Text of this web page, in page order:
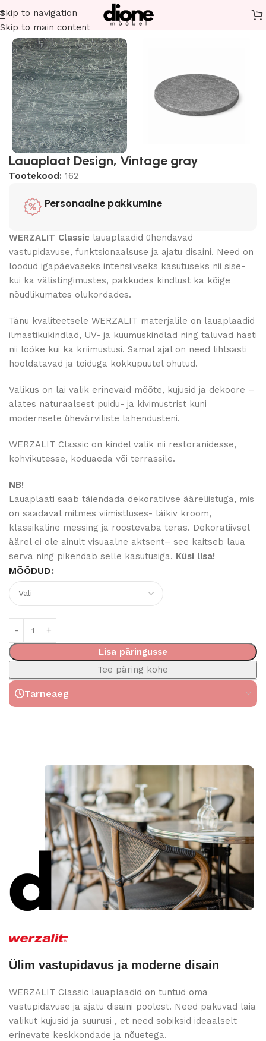
Skip to navigation
Skip to main content
Esileht Lauaplaadid Werzalit lauaplaadid
Lauaplaat Design, Vintage gray
Tootekood: 162
Personaalne pakkumine
WERZALIT Classic lauaplaadid ühendavad
vastupidavuse, funktsionaalsuse ja ajatu disaini. Need on
loodud igapäevaseks intensiivseks kasutuseks nii sise-
kui ka välistingimustes, pakkudes kindlust ka kõige
nõudlikumates olukordades.
Tänu kvaliteetsele WERZALIT materjalile on lauaplaadid
ilmastikukindlad, UV- ja kuumuskindlad ning taluvad hästi
nii lööke kui ka kriimustusi. Samal ajal on need lihtsasti
hooldatavad ja toiduga kokkupuutel ohutud.
Valikus on lai valik erinevaid mõõte, kujusid ja dekoore –
alates naturaalsest puidu- ja kivimustrist kuni
modernsete ühevärviliste lahendusteni.
WERZALIT Classic on kindel valik nii restoranidesse,
kohvikutesse, koduaeda või terrassile.
NB!
Lauaplaati saab täiendada dekoratiivse ääreliistuga, mis
on saadaval mitmes viimistluses- läikiv kroom,
klassikaline messing ja roostevaba teras. Dekoratiivsel
äärel ei ole ainult visuaalne aktsent– see kaitseb laua
serva ning pikendab selle kasutusiga. Küsi lisa!
MÕÕDUD
Lisa päringusse
Tee päring kohe
Tarneaeg
Ülim vastupidavus ja moderne disain
WERZALIT Classic lauaplaadid on tuntud oma
vastupidavuse ja ajatu disaini poolest. Need pakuvad laia
valikut kujusid ja suurusi , et need sobiksid ideaalselt
erinevate keskkondade ja nõuetega.